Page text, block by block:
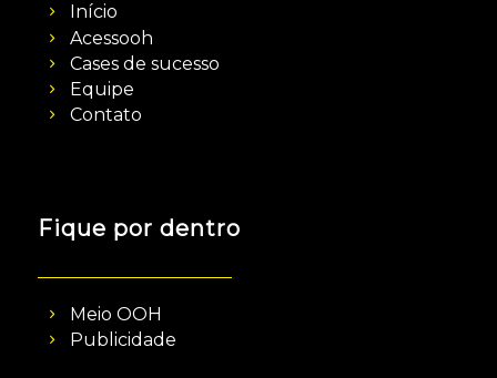
Início
Acessooh
Cases de sucesso
Equipe
Contato
Fique por dentro
Meio OOH
Publicidade